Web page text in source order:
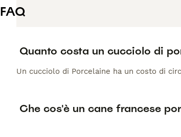
FAQ
Quanto costa un cucciolo di
Un cucciolo di Porcelaine ha un costo di
Che cos'è un cane francese